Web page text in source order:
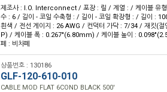
제조사 : I.O. Interconnect / 포장 : 릴 / 계열 : / 케이블 유형
수 : 6 / 길이 - 코일 수축형 : / 길이 - 코일 확장형 : / 길이 :
흰색 / 전선 게이지 : 26 AWG / 컨덕터 가닥 : 7/34 / 재킷(절
P) / 케이블 폭 : 0.267"(6.80mm) / 케이블 높이 :
폐 : 비차폐
상품번호 : 130186
GLF-120-610-010
CABLE MOD FLAT 6COND BLACK 500'